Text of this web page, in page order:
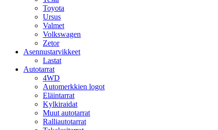
Toyota
Ursus
Valmet
Volkswagen
Zetor
Asennustarvikkeet
Lastat
Autotarrat
4WD
Automerkkien logot
Eläintarrat
Kylkiraidat
Muut autotarrat
Ralliautotarrat